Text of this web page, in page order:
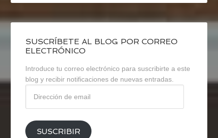
SUSCRÍBETE AL BLOG POR CORREO
ELECTRÓNICO
Introduce tu correo electrónico para suscribirte a este
blog y recibir notificaciones de nuevas entradas.
email
SUSCRIBIR